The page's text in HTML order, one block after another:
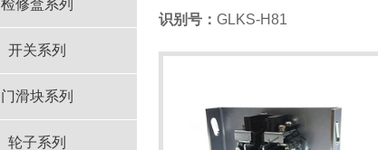
检修盒系列
开关系列
门滑块系列
轮子系列
识别号： GLKS-H81